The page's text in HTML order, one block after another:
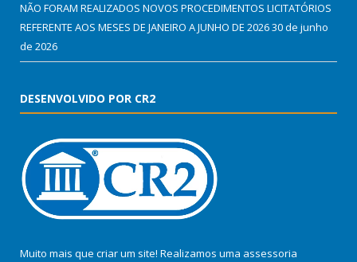
NÃO FORAM REALIZADOS NOVOS PROCEDIMENTOS LICITATÓRIOS
REFERENTE AOS MESES DE JANEIRO A JUNHO DE 202630 de junho
de 2026
DESENVOLVIDO POR CR2
Muito mais que criar um site! Realizamos uma assessoria